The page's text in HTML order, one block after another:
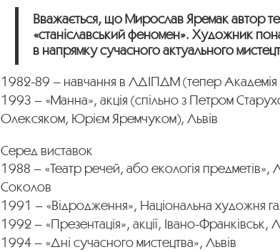
Вважається, що Мирослав Яремак автор
«станіславський феномен». Художник
в напрямку сучасного актуального
1982-89 – навчання в ЛДІПДМ (тепер Академія
1993 – «Манна», акція (спільно з Петром
Олексяком, Юрієм Яремчуком), Львів
Серед виставок
1988 – «Театр речей, або екологія предметів»,
Соколов
1991 – «Відродження», Національна художня
1992 – «Презентація», акції, Івано-Франківськ,
1994 – «Дні сучасного мистецтва», Львів